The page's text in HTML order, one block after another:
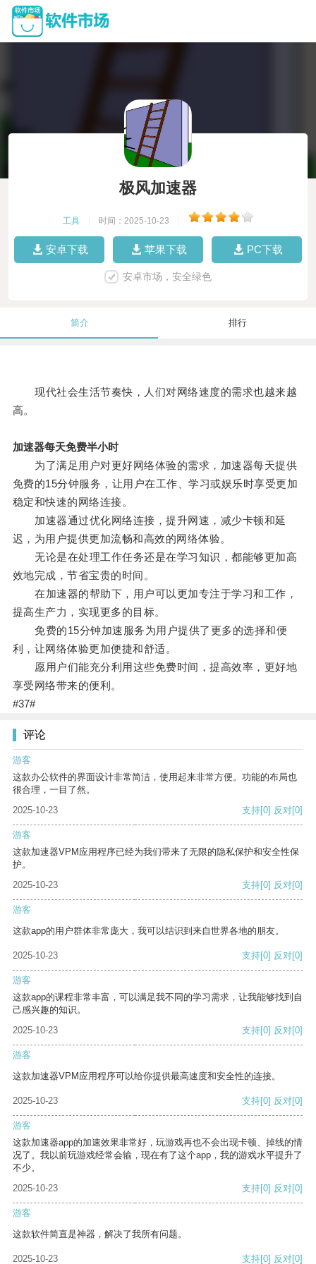
极风加速器
工具 时间：2025-10-23
安卓下载 苹果下载 PC下载
安卓市场，安全绿色
简介 排行
现代社会生活节奏快，人们对网络速度的需求也越来越
高。
加速器每天免费半小时
为了满足用户对更好网络体验的需求，加速器每天提供
免费的15分钟服务，让用户在工作、学习或娱乐时享受更加
稳定和快速的网络连接。
加速器通过优化网络连接，提升网速，减少卡顿和延
迟，为用户提供更加流畅和高效的网络体验。
无论是在处理工作任务还是在学习知识，都能够更加高
效地完成，节省宝贵的时间。
在加速器的帮助下，用户可以更加专注于学习和工作，
提高生产力，实现更多的目标。
免费的15分钟加速服务为用户提供了更多的选择和便
利，让网络体验更加便捷和舒适。
愿用户们能充分利用这些免费时间，提高效率，更好地
享受网络带来的便利。
#37#
评论
游客
这款办公软件的界面设计非常简洁，使用起来非常方便。功能的布局也
很合理，一目了然。
2025-10-23
支持[0] 反对[0]
游客
这款加速器VPM应用程序已经为我们带来了无限的隐私保护和安全性保
护。
2025-10-23
支持[0] 反对[0]
游客
这款app的用户群体非常庞大，我可以结识到来自世界各地的朋友。
2025-10-23 支持[0] 反对[0]
游客
这款app的课程非常丰富，可以满足我不同的学习需求，让我能够找到自
己感兴趣的知识。
2025-10-23
支持[0] 反对[0]
游客
这款加速器VPM应用程序可以给你提供最高速度和安全性的连接。
2025-10-23 支持[0] 反对[0]
游客
这款加速器app的加速效果非常好，玩游戏再也不会出现卡顿、掉线的情
况了。我以前玩游戏经常会输，现在有了这个app，我的游戏水平提升了
不少。
2025-10-23
支持[0] 反对[0]
游客
这款软件简直是神器，解决了我所有问题。
2025-10-23 支持[0] 反对[0]